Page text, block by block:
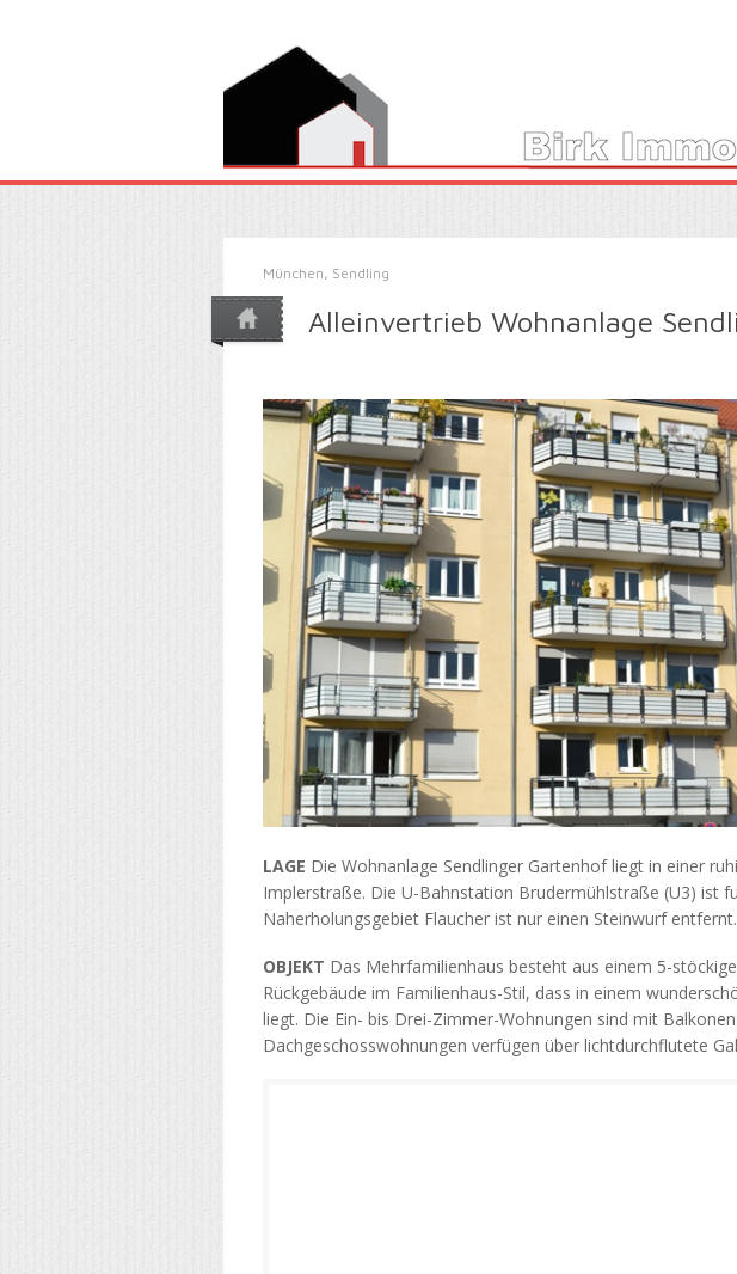
München, Sendling
Alleinvertrieb Wohnanlage
LAGE Die Wohnanlage Sendlinger Gartenhof liegt in einer
Implerstraße. Die U-Bahnstation Brudermühlstraße (U3) ist
Naherholungsgebiet Flaucher ist nur einen Steinwurf entfernt.
OBJEKT Das Mehrfamilienhaus besteht aus einem 5-
Rückgebäude im Familienhaus-Stil, dass in einem
liegt. Die Ein- bis Drei-Zimmer-Wohnungen sind mit
Dachgeschosswohnungen verfügen über lichtdurchflutete